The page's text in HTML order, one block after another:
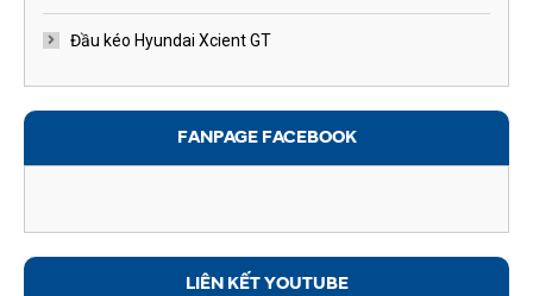
Đầu kéo Hyundai Xcient GT
FANPAGE FACEBOOK
LIÊN KẾT YOUTUBE